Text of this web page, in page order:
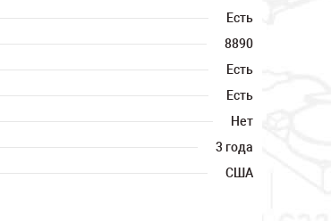
Есть
8890
Есть
Есть
Нет
3 года
США